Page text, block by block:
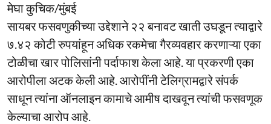
मेघा कुचिक/मुंबई
सायबर फसवणुकीच्या उद्देशाने २२ बनावट खाती उघडून त्याद्वारे
७.४२ कोटी रुपयांहून अधिक रकमेचा गैरव्यवहार करणाऱ्या एका
टोळीचा खार पोलिसांनी पर्दाफाश केला आहे. या प्रकरणी एका
आरोपीला अटक केली आहे. आरोपींनी टेलिग्रामद्वारे संपर्क
साधून त्यांना ऑनलाइन कामाचे आमीष दाखवून त्यांची फसवणूक
केल्याचा आरोप आहे.